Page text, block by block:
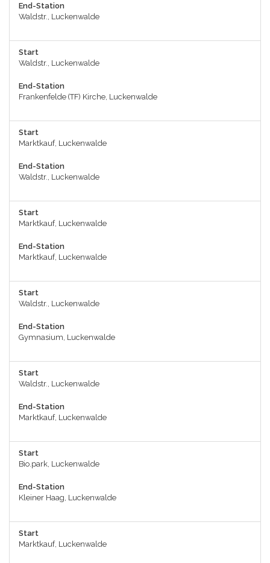
End-Station
Waldstr., Luckenwalde
Start
Waldstr., Luckenwalde
End-Station
Frankenfelde (TF) Kirche, Luckenwalde
Start
Marktkauf, Luckenwalde
End-Station
Waldstr., Luckenwalde
Start
Marktkauf, Luckenwalde
End-Station
Marktkauf, Luckenwalde
Start
Waldstr., Luckenwalde
End-Station
Gymnasium, Luckenwalde
Start
Waldstr., Luckenwalde
End-Station
Marktkauf, Luckenwalde
Start
Bio.park, Luckenwalde
End-Station
Kleiner Haag, Luckenwalde
Start
Marktkauf, Luckenwalde